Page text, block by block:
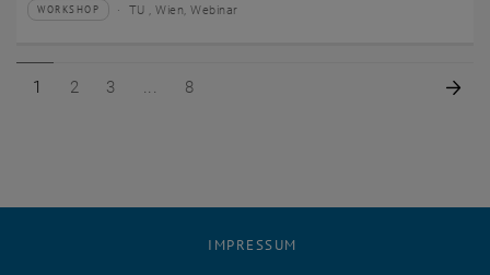
Veranstaltungstyp:
WORKSHOP
Veranstaltungsort:TU , Wien, Webinar
Seite 1 von 8
1 Seite 2 von 8
2 Seite 3 von 8
3 Seite 8 von 8
8
IMPRESSUM